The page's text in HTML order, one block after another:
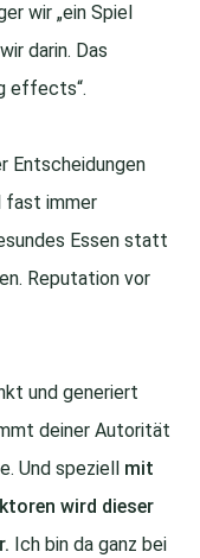
wir „ein Spiel
darin. Das
effects“.
Entscheidungen
fast immer
Essen statt
Reputation vor
und generiert
deiner Autorität
Und speziell mit
wird dieser
Ich bin da ganz bei